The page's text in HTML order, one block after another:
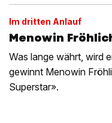
Im dritten Anlauf
Menowin
Was lange währt, wird
gewinnt Menowin
Superstar».